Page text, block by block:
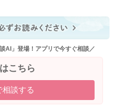
いてくるのは、大体2～3歳以
食べるようになってくるの
座って食べることも覚えてま
AI」登場！アプリで今すぐ相談／
こちら
相談する